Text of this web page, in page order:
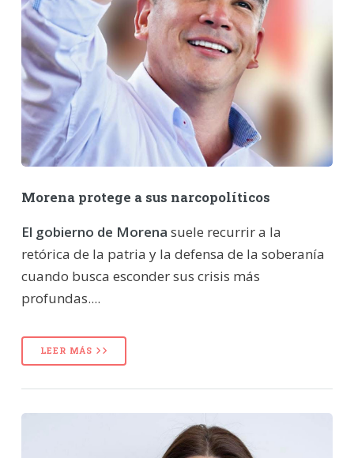
Morena protege a sus narcopolíticos
El gobierno de Morena suele recurrir a la
retórica de la patria y la defensa de la soberanía
cuando busca esconder sus crisis más
profundas....
LEER MÁS